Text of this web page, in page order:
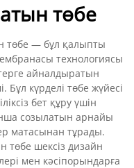
төбе
төбе — бұл қалыпты
технологиясы
айналдыратын
күрделі төбе жүйесі
бет құру үшін
созылатын арнайы
матасынан тұрады.
шексіз дизайн
мен кәсіпорындарға